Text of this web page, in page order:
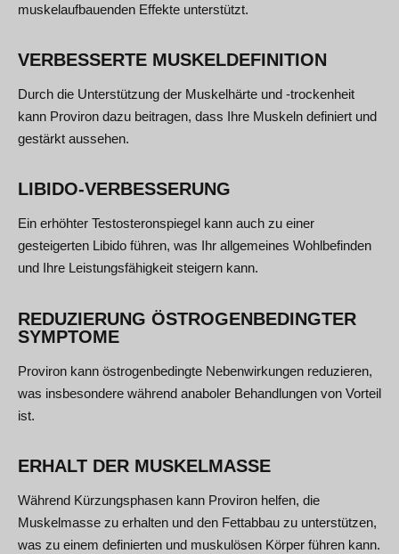
muskelaufbauenden Effekte unterstützt.
VERBESSERTE MUSKELDEFINITION
Durch die Unterstützung der Muskelhärte und -trockenheit
kann Proviron dazu beitragen, dass Ihre Muskeln definiert und
gestärkt aussehen.
LIBIDO-VERBESSERUNG
Ein erhöhter Testosteronspiegel kann auch zu einer
gesteigerten Libido führen, was Ihr allgemeines Wohlbefinden
und Ihre Leistungsfähigkeit steigern kann.
REDUZIERUNG ÖSTROGENBEDINGTER
SYMPTOME
Proviron kann östrogenbedingte Nebenwirkungen reduzieren,
was insbesondere während anaboler Behandlungen von Vorteil
ist.
ERHALT DER MUSKELMASSE
Während Kürzungsphasen kann Proviron helfen, die
Muskelmasse zu erhalten und den Fettabbau zu unterstützen,
was zu einem definierten und muskulösen Körper führen kann.